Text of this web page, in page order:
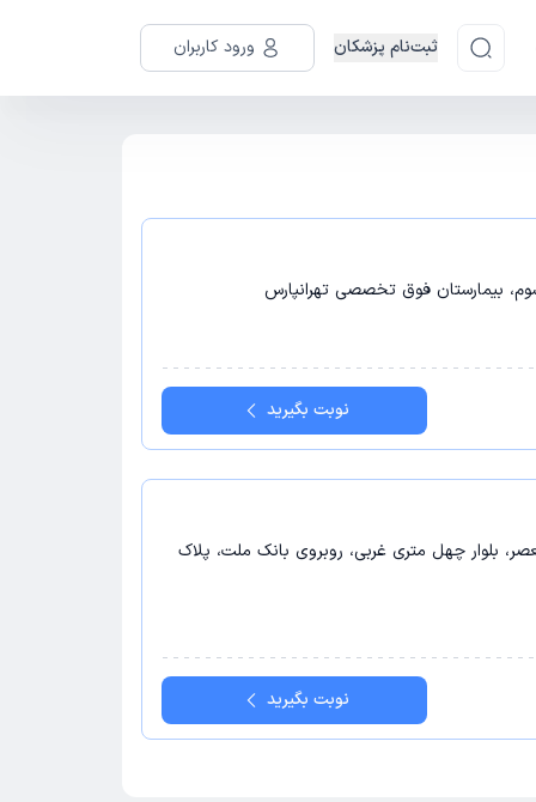
ثبت‌نام پزشکان ورود کاربران
بیمارستان فوق تخصصی تهرانپارس
نوبت بگیرید
بلوار چهل متری غربی، روبروی بانک ملت، پلاک
نوبت بگیرید